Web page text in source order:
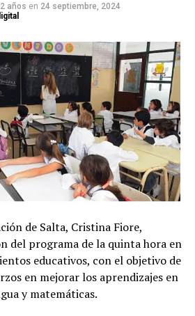
años en 24 septiembre, 2024
de Salta, Cristina Fiore,
del programa de la quinta hora en
educativos, con el objetivo de
en mejorar los aprendizajes en
y matemáticas.